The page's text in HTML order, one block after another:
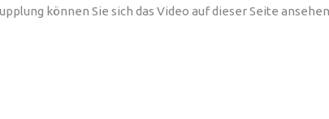
können Sie sich das Video auf dieser Seite